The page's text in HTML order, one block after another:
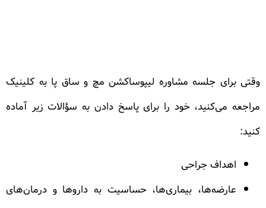
وقتی برای جلسه مشاوره لیپوساکشن مچ و ساق پا به کلینیک
مراجعه می‌کنید، خود را برای پاسخ دادن به سؤالات زیر آماده
کنید:
اهداف جراحی
عارضه‌ها، بیماری‌ها، حساسیت به داروها و درمان‌های